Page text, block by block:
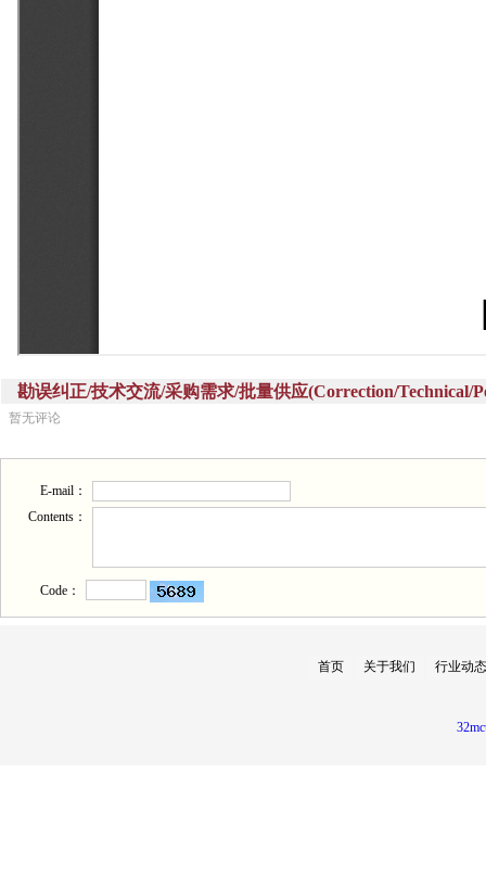
勘误纠正/技术交流/采购需求/批量供应(Correction/Technical/
暂无评论
E-mail：
Contents：
Code：
首页 关于我们 行业动态